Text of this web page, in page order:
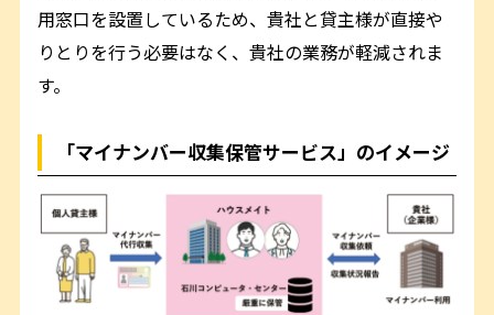
用窓口を設置しているため、貴社と貸主様が直接や
りとりを行う必要はなく、貴社の業務が軽減されま
す。
「マイナンバー収集保管サービス」のイメージ